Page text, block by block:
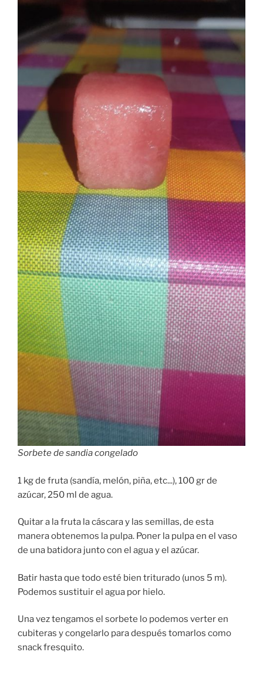
Sorbete de sandia congelado
1 kg de fruta (sandía, melón, piña, etc...), 100 gr de
azúcar, 250 ml de agua.
Quitar a la fruta la cáscara y las semillas, de esta
manera obtenemos la pulpa. Poner la pulpa en el vaso
de una batidora junto con el agua y el azúcar.
Batir hasta que todo esté bien triturado (unos 5 m).
Podemos sustituir el agua por hielo.
Una vez tengamos el sorbete lo podemos verter en
cubiteras y congelarlo para después tomarlos como
snack fresquito.